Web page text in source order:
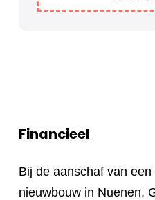
Financieel
Bij de aanschaf van
nieuwbouw in Nuenen,